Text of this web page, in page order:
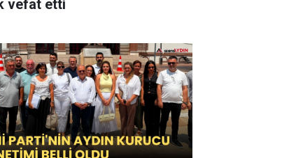
vefat etti